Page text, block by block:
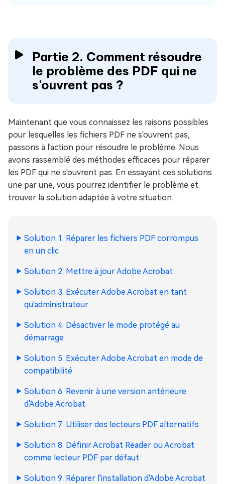
Partie 2. Comment résoudre
le problème des PDF qui ne
s'ouvrent pas ?
Maintenant que vous connaissez les raisons possibles
pour lesquelles les fichiers PDF ne s'ouvrent pas,
passons à l'action pour résoudre le problème. Nous
avons rassemblé des méthodes efficaces pour réparer
les PDF qui ne s'ouvrent pas. En essayant ces solutions
une par une, vous pourrez identifier le problème et
trouver la solution adaptée à votre situation.
Solution 1. Réparer les fichiers PDF corrompus
en un clic
Solution 2. Mettre à jour Adobe Acrobat
Solution 3. Exécuter Adobe Acrobat en tant
qu'administrateur
Solution 4. Désactiver le mode protégé au
démarrage
Solution 5. Exécuter Adobe Acrobat en mode de
compatibilité
Solution 6. Revenir à une version antérieure
d'Adobe Acrobat
Solution 7. Utiliser des lecteurs PDF alternatifs
Solution 8. Définir Acrobat Reader ou Acrobat
comme lecteur PDF par défaut
Solution 9. Réparer l'installation d'Adobe Acrobat